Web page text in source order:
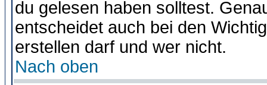
du gelesen haben solltest.
entscheidet auch bei den
erstellen darf und wer nicht.
Nach oben